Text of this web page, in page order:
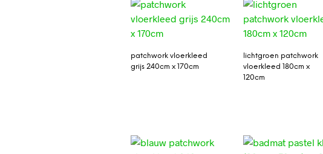
patchwork vloerkleed
grijs 240cm x 170cm
lichtgroen patchwork
vloerkleed 180cm x
120cm